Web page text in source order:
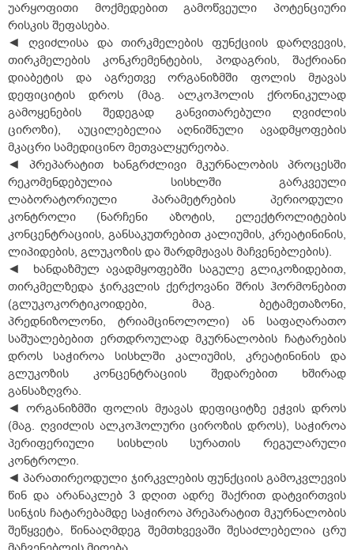
უარყოფითი მოქმედებით გამოწვეული პოტენციური
რისკის შეფასება.
◄ ღვიძლისა და თირკმელების ფუნქციის დარღვევის,
თირკმელების კონკრემენტების, პოდაგრის, შაქრიანი
დიაბეტის და აგრეთვე ორგანიზმში ფოლის მჟავას
დეფიციტის დროს (მაგ. ალკოჰოლის ქრონიკულად
გამოყენების შედეგად განვითარებული ღვიძლის
ციროზი), აუცილებელია აღნიშნული ავადმყოფების
მკაცრი სამედიცინო მეთვალყურეობა.
◄ პრეპარატით ხანგრძლივი მკურნალობის პროცესში
რეკომენდებულია სისხლში გარკვეული
ლაბორატორიული პარამეტრების პერიოდული
კონტროლი (ნარჩენი აზოტის, ელექტროლიტების
კონცენტრაციის, განსაკუთრებით კალიუმის, კრეატინინის,
ლიპიდების, გლუკოზის და შარდმჟავას მაჩვენებლების).
◄ ხანდაზმულ ავადმყოფებში საგულე გლიკოზიდებით,
თირკმელზედა ჯირკვლის ქერქოვანი შრის ჰორმონებით
(გლუკოკორტიკოიდები, მაგ. ბეტამეთაზონი,
პრედნიზოლონი, ტრიამცინოლოლი) ან საფაღარათო
საშუალებებით ერთდროულად მკურნალობის ჩატარების
დროს საჭიროა სისხლში კალიუმის, კრეატინინის და
გლუკოზის კონცენტრაციის შედარებით ხშირად
განსაზღვრა.
◄ ორგანიზმში ფოლის მჟავას დეფიციტზე ეჭვის დროს
(მაგ. ღვიძლის ალკოჰოლური ციროზის დროს), საჭიროა
პერიფერიული სისხლის სურათის რეგულარული
კონტროლი.
◄ პარათირეოდული ჯირკვლების ფუნქციის გამოკვლევის
წინ და არანაკლებ 3 დღით ადრე შაქრით დატვირთვის
სინჯის ჩატარებამდე საჭიროა პრეპარატით მკურნალობის
შეწყვეტა, წინააღმდეგ შემთხვევაში შესაძლებელია ცრუ